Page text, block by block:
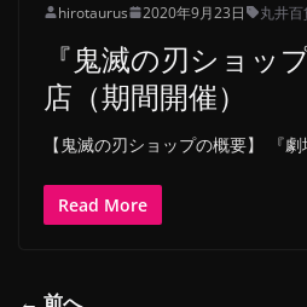
hirotaurus 2020年9月23日 丸井
『鬼滅の刃ショッ
店（期間開催）
【鬼滅の刃ショップの概要】 『
Read More